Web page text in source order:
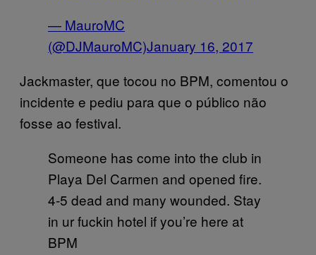
— MauroMC
(@DJMauroMC)January 16, 2017
Jackmaster, que tocou no BPM, comentou o
incidente e pediu para que o público não
fosse ao festival.
Someone has come into the club in
Playa Del Carmen and opened fire.
4-5 dead and many wounded. Stay
in ur fuckin hotel if you’re here at
BPM